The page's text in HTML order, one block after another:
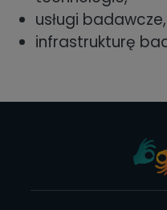
usługi badawcze,
infrastrukturę